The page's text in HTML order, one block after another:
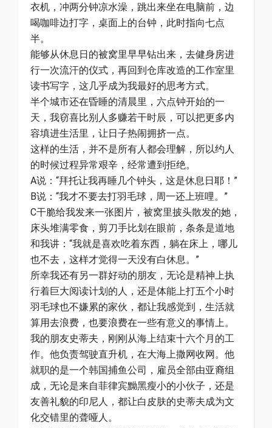
衣机，冲两分钟凉水澡，跳出来坐在电脑前，边
喝咖啡边打字，桌面上的台钟，此时指向七点
半。
能够从休息日的被窝里早早钻出来，去健身房进
行一次流汗的仪式，再回到仓库改造的工作室里
读书写字，这几乎成为我最好的思考方式。
半个城市还在昏睡的清晨里，六点钟开始的一
天，我窃喜比别人多赚若干时辰，可以把更多内
容填进生活里，让日子热闹拥挤一点。
这样的生活，并不是所有人都会理解，所以约人
的时候过程异常艰辛，经常遭到拒绝。
A说：“拜托让我再睡几个钟头，这是休息日耶！”
B说：“我才不要去打羽毛球，周一还上班哩。”
C干脆给我发来一张图片，被窝里披头散发的她，
床头堆满零食，剪刀手比划在眼前，条条是道地
和我讲：“我就是喜欢吃着东西，躺在床上，哪儿
也不去，这样才觉得一天没有白休息。”
所幸我还有另一群好动的朋友，无论是精神上执
行着巨大阅读计划的人，还是体能上打五个小时
羽毛球也不嫌累的家伙，都让我感觉到，生活就
算用去浪费，也要浪费在一些有意义的事情上。
我的朋友史蒂夫，刚刚从海上结束十六个月的工
作。他负责驾驶直升机，在大海上撒网收网。他
就职的是一个韩国捕鱼公司，雇员全部由亚裔组
成，无论是来自菲律宾黝黑瘦小的小伙子，还是
友善礼貌的印尼人，都让白皮肤的史蒂夫成为文
化交错里的聋哑人。